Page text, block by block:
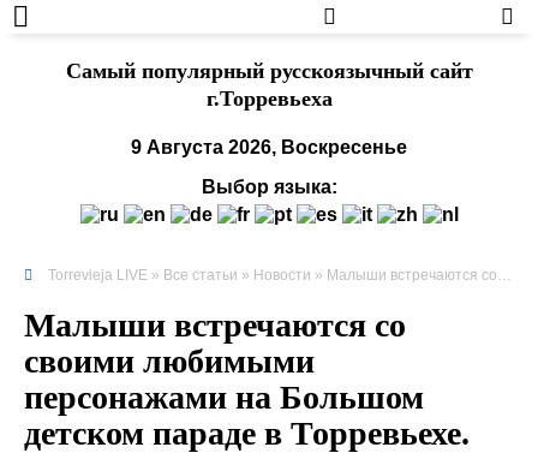
Cамый популярный русскоязычный сайт
г.Торревьеха
9 Августа 2026, Воскресенье
Выбор языка:
Torrevieja LIVE » Все статьи » Новости » Малыши встречаются со своими любимыми персонажами на Большом детском параде в Торревьехе.
Малыши встречаются со
своими любимыми
персонажами на Большом
детском параде в Торревьехе.